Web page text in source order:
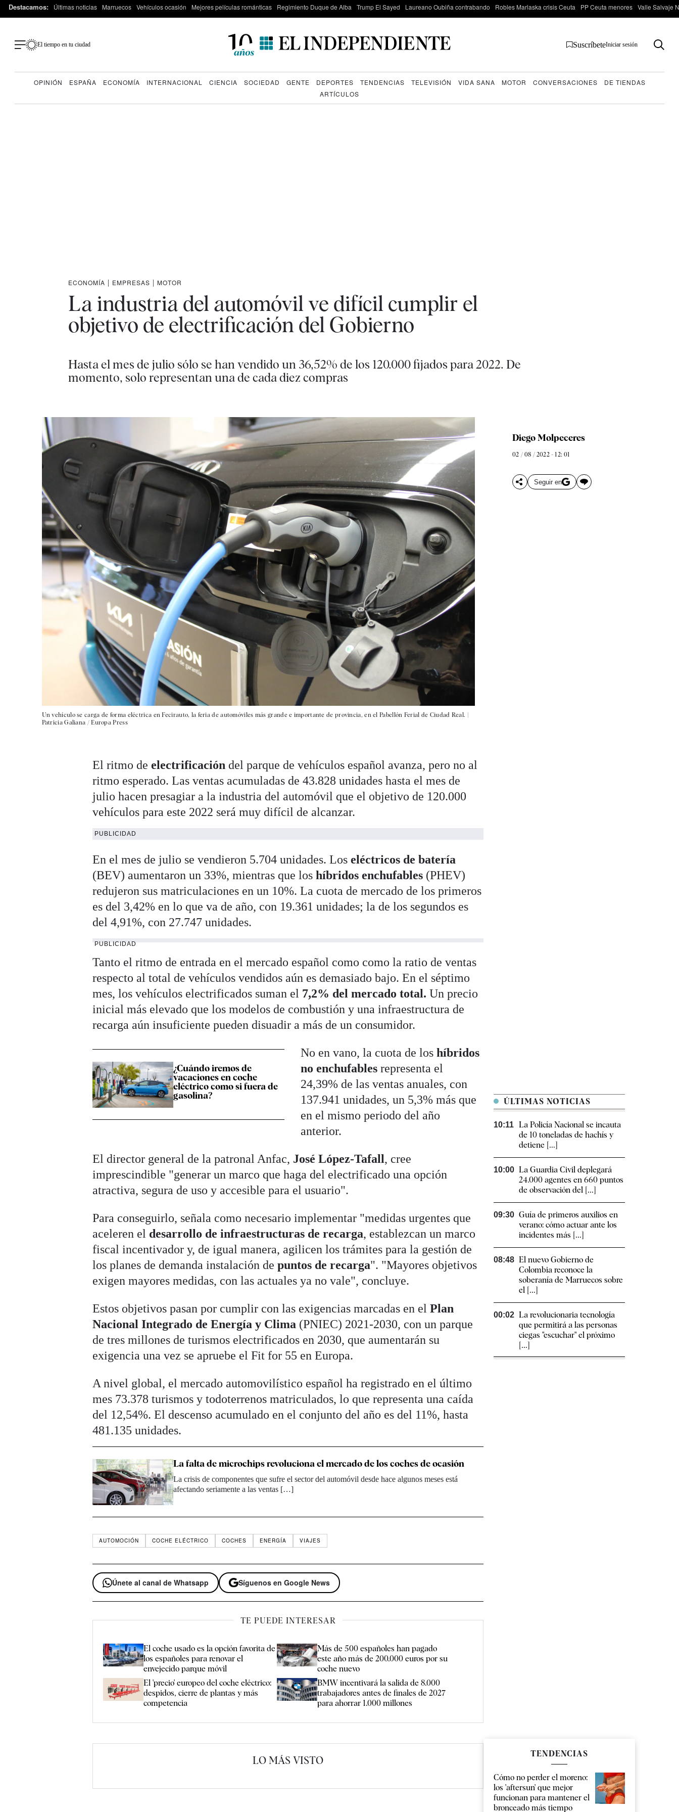
Destacamos: Últimas noticias Marruecos Vehículos ocasión Mejores películas románticas Regimiento Duque de Alba Trump El Sayed Laureano Oubiña contrabando Robles Marlaska crisis Ceuta PP Ceuta menores Valle Salvaje
El tiempo en tu ciudad SuscríbeteIniciar sesión
OPINIÓN ESPAÑA ECONOMÍA INTERNACIONAL CIENCIA SOCIEDAD GENTE DEPORTES TENDENCIAS TELEVISIÓN VIDA SANA MOTOR CONVERSACIONES
DE TIENDAS
ARTÍCULOS
ECONOMÍA | EMPRESAS | MOTOR
La industria del automóvil ve difícil cumplir el
objetivo de electrificación del Gobierno
Hasta el mes de julio sólo se han vendido un 36,52% de los 120.000 fijados para 2022. De
momento, solo representan una de cada diez compras
Un vehículo se carga de forma eléctrica en Fecirauto, la feria de automóviles más grande e importante de provincia, en el Pabellón Ferial de Ciudad Real. |
Patricia Galiana / Europa Press
Diego Molpeceres
02 / 08 / 2022 - 12: 01
Seguir en
El ritmo deelectrificacióndel parque de vehículos español avanza, pero no al
ritmo esperado. Las ventas acumuladas de 43.828 unidades hasta el mes de
julio hacen presagiar a la industria del automóvil que el objetivo de 120.000
vehículos para este 2022 será muy difícil de alcanzar.
PUBLICIDAD
En el mes de julio se vendieron 5.704 unidades. Loseléctricos de batería
(BEV) aumentaron un 33%, mientras que loshíbridos enchufables (PHEV)
redujeron sus matriculaciones en un 10%. La cuota de mercado de los primeros
es del 3,42% en lo que va de año, con 19.361 unidades; la de los segundos es
del 4,91%, con 27.747 unidades.
PUBLICIDAD
Tanto el ritmo de entrada en el mercado español como como la ratio de ventas
respecto al total de vehículos vendidos aún es demasiado bajo. En el séptimo
mes, los vehículos electrificados suman el 7,2% del mercado total. Un precio
inicial más elevado que los modelos de combustión y una infraestructura de
recarga aún insuficiente pueden disuadir a más de un consumidor.
¿Cuándo iremos de
vacaciones en coche
eléctrico como si fuera de
gasolina?
No en vano, la cuota de loshíbridos
no enchufables representa el
24,39% de las ventas anuales, con
137.941 unidades, un 5,3% más que
en el mismo periodo del año
anterior.
El director general de la patronal Anfac, José López-Tafall, cree
imprescindible "generar un marco que haga del electrificado una opción
atractiva, segura de uso y accesible para el usuario".
Para conseguirlo, señala como necesario implementar "medidas urgentes que
aceleren el desarrollo de infraestructuras de recarga, establezcan un marco
fiscal incentivador y, de igual manera, agilicen los trámites para la gestión de
los planes de demanda instalación depuntos de recarga". "Mayores objetivos
exigen mayores medidas, con las actuales ya no vale", concluye.
Estos objetivos pasan por cumplir con las exigencias marcadas en elPlan
Nacional Integrado de Energía y Clima (PNIEC) 2021-2030, con un parque
de tres millones de turismos electrificados en 2030, que aumentarán su
exigencia una vez se apruebe el Fit for 55 en Europa.
A nivel global, el mercado automovilístico español ha registrado en el último
mes 73.378 turismos y todoterrenos matriculados, lo que representa una caída
del 12,54%. El descenso acumulado en el conjunto del año es del 11%, hasta
481.135 unidades.
La falta de microchips revoluciona el mercado de los coches de ocasión
La crisis de componentes que sufre el sector del automóvil desde hace algunos meses está
afectando seriamente a las ventas […]
AUTOMOCIÓN COCHE ELÉCTRICO COCHES ENERGÍA VIAJES
Únete al canal de Whatsapp Síguenos en Google News
TE PUEDE INTERESAR
El coche usado es la opción favorita de
los españoles para renovar el
envejecido parque móvil
Más de 500 españoles han pagado
este año más de 200.000 euros por su
coche nuevo
El 'precio' europeo del coche eléctrico:
despidos, cierre de plantas y más
competencia
BMW incentivará la salida de 8.000
trabajadores antes de finales de 2027
para ahorrar 1.000 millones
LO MÁS VISTO
ÚLTIMAS NOTICIAS
10:11 La Policía Nacional se incauta
de 10 toneladas de hachís y
detiene [...]
10:00 La Guardia Civil deplegará
24.000 agentes en 660 puntos
de observación del [...]
09:30 Guía de primeros auxilios en
verano: cómo actuar ante los
incidentes más [...]
08:48 El nuevo Gobierno de
Colombia reconoce la
soberanía de Marruecos sobre
el [...]
00:02 La revolucionaria tecnología
que permitirá a las personas
ciegas "escuchar" el próximo
[...]
TENDENCIAS
Cómo no perder el moreno:
los 'aftersun' que mejor
funcionan para mantener el
bronceado más tiempo